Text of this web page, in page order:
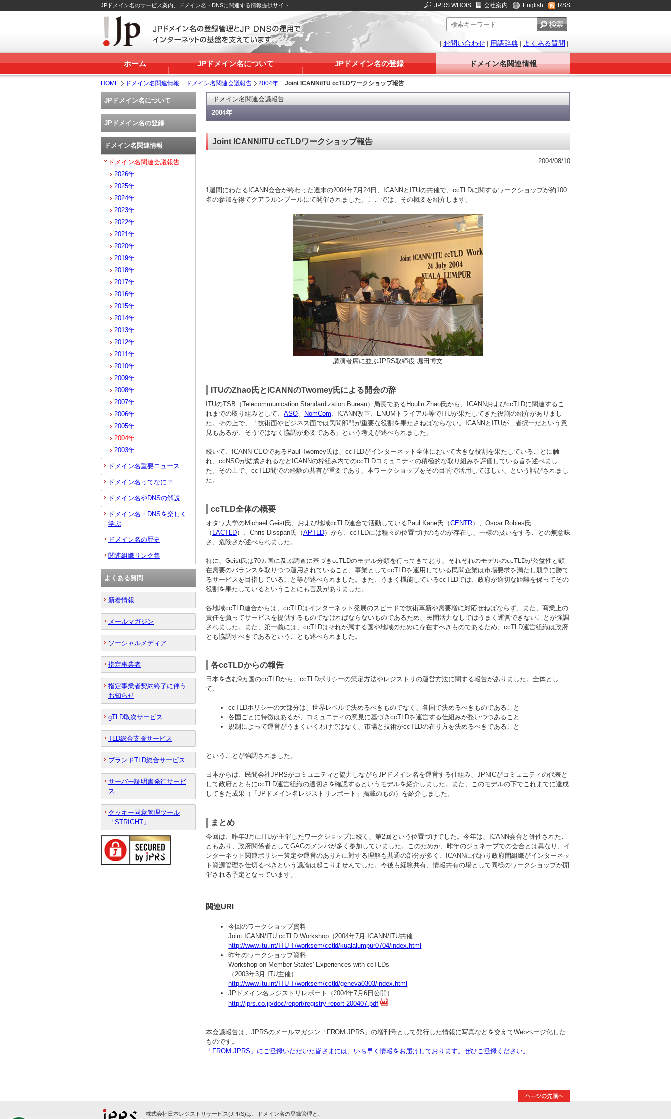
JPドメイン名のサービス案内、ドメイン名・DNSに関連する情報提供サイト JPRS WHOIS 会社案内 English RSS
| お問い合わせ | 用語辞典 | よくある質問 |
ホーム JPドメイン名について JPドメイン名の登録 ドメイン名関連情報
HOME ドメイン名関連情報 ドメイン名関連会議報告 2004年 Joint ICANN/ITU ccTLDワークショップ報告
ドメイン名関連会議報告
2004年
Joint ICANN/ITU ccTLDワークショップ報告
2004/08/10
1週間にわたるICANN会合が終わった週末の2004年7月24日、ICANNとITUの共催で、ccTLDに関するワークショップが約100
名の参加を得てクアラルンプールにて開催されました。ここでは、その概要を紹介します。
講演者席に並ぶJPRS取締役 堀田博文
ITUのZhao氏とICANNのTwomey氏による開会の辞
ITUのTSB（Telecommunication Standardization Bureau）局長であるHoulin Zhao氏から、ICANNおよびccTLDに関連するこ
れまでの取り組みとして、 ASO NomCom 、ICANN改革、ENUMトライアル等でITUが果たしてきた役割の紹介がありまし
た。その上で、「技術面やビジネス面では民間部門が重要な役割を果たさねばならない。ICANNとITUが二者択一だという意
見もあるが、そうではなく協調が必要である」という考えが述べられました。
続いて、ICANN CEOであるPaul Twomey氏は、ccTLDがインターネット全体において大きな役割を果たしていることに触
れ、ccNSOが結成されるなどICANNの枠組み内でのccTLDコミュニティの積極的な取り組みを評価している旨を述べまし
た。その上で、ccTLD間での経験の共有が重要であり、本ワークショップをその目的で活用してほしい、という話がされまし
た。
ccTLD全体の概要
オタワ大学のMichael Geist氏、および地域ccTLD連合で活動しているPaul Kane氏（CENTR）、Oscar Robles氏
（ LACTLD）、Chris Disspan氏（APTLD）から、ccTLDには種々の位置づけのものが存在し、一様の扱いをすることの無意味
さ、危険さが述べられました。
特に、Geist氏は70カ国に及ぶ調査に基づきccTLDのモデル分類を行ってきており、それぞれのモデルのccTLDが公益性と顕
在需要のバランスを取りつつ運用されていること、事業としてccTLDを運用している民間企業は市場要求を満たし競争に勝て
るサービスを目指していること等が述べられました。また、うまく機能しているccTLDでは、政府が適切な距離を保ってその
役割を果たしているということにも言及がありました。
各地域ccTLD連合からは、ccTLDはインターネット発展のスピードで技術革新や需要増に対応せねばならず、また、商業上の
責任を負ってサービスを提供するものでなければならないものであるため、民間活力なしではうまく運営できないことが強調
されました。また、第一義には、ccTLDはそれが属する国や地域のために存在すべきものであるため、ccTLD運営組織は政府
とも協調すべきであるということも述べられました。
各ccTLDからの報告
日本を含む9カ国のccTLDから、ccTLDポリシーの策定方法やレジストリの運営方法に関する報告がありました。全体とし
て、
ccTLDポリシーの大部分は、世界レベルで決めるべきものでなく、各国で決めるべきものであること
各国ごとに特徴はあるが、コミュニティの意見に基づきccTLDを運営する仕組みが整いつつあること
規制によって運営がうまくいくわけではなく、市場と技術がccTLDの在り方を決めるべきであること
ということが強調されました。
日本からは、民間会社JPRSがコミュニティと協力しながらJPドメイン名を運営する仕組み、JPNICがコミュニティの代表と
して政府とともにccTLD運営組織の適切さを確認するというモデルを紹介しました。また、このモデルの下でこれまでに達成
してきた成果（「JPドメイン名レジストリレポート」掲載のもの）を紹介しました。
まとめ
今回は、昨年3月にITUが主催したワークショップに続く、第2回という位置づけでした。今年は、ICANN会合と併催されたこ
ともあり、政府関係者としてGACのメンバが多く参加していました。このためか、昨年のジュネーブでの会合とは異なり、イ
ンターネット関連ポリシー策定や運営のあり方に対する理解も共通の部分が多く、ICANNに代わり政府間組織がインターネッ
ト資源管理を仕切るべきという議論は起こりませんでした。今後も経験共有、情報共有の場として同様のワークショップが開
催される予定となっています。
関連URI
今回のワークショップ資料
Joint ICANN/ITU ccTLD Workshop（2004年7月 ICANN/ITU共催
http://www.itu.int/ITU-T/worksem/cctld/kualalumpur0704/index.html
昨年のワークショップ資料
Workshop on Member States' Experiences with ccTLDs
（2003年3月 ITU主催）
http://www.itu.int/ITU-T/worksem/cctld/geneva0303/index.html
JPドメイン名レジストリレポート（2004年7月6日公開）
http://jprs.co.jp/doc/report/registry-report-200407.pdf
本会議報告は、JPRSのメールマガジン「FROM JPRS」の増刊号として発行した情報に写真などを交えてWebページ化した
ものです。
「FROM JPRS」にご登録いただいた皆さまには、いち早く情報をお届けしております。ぜひご登録ください。
JPドメイン名について
JPドメイン名の登録
ドメイン名関連情報
ドメイン名関連会議報告
2026年
2025年
2024年
2023年
2022年
2021年
2020年
2019年
2018年
2017年
2016年
2015年
2014年
2013年
2012年
2011年
2010年
2009年
2008年
2007年
2006年
2005年
2004年
2003年
ドメイン名重要ニュース
ドメイン名ってなに？
ドメイン名やDNSの解説
ドメイン名・DNSを楽しく
学ぶ
ドメイン名の歴史
関連組織リンク集
よくある質問
新着情報
メールマガジン
ソーシャルメディア
指定事業者
指定事業者契約終了に伴う
お知らせ
gTLD取次サービス
TLD総合支援サービス
ブランドTLD総合サービス
サーバー証明書発行サービ
ス
クッキー同意管理ツール
「STRIGHT」
株式会社日本レジストリサービス(JPRS)は、ドメイン名の登録管理と、